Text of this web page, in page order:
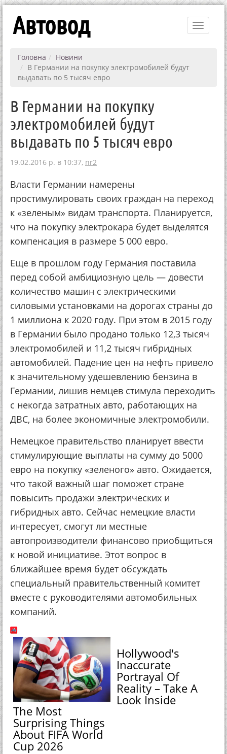
Toggle
Автовод
Головна
Новини
В Германии на покупку электромобилей будут
выдавать по 5 тысяч евро
В Германии на покупку
электромобилей будут
выдавать по 5 тысяч евро
19.02.2016 р. в 10:37, nr2
Власти Германии намерены
простимулировать своих граждан на переход
к «зеленым» видам транспорта. Планируется,
что на покупку электрокара будет выделятся
компенсация в размере 5 000 евро.
Еще в прошлом году Германия поставила
перед собой амбициозную цель — довести
количество машин с электрическими
силовыми установками на дорогах страны до
1 миллиона к 2020 году. При этом в 2015 году
в Германии было продано только 12,3 тысяч
электромобилей и 11,2 тысяч гибридных
автомобилей. Падение цен на нефть привело
к значительному удешевлению бензина в
Германии, лишив немцев стимула переходить
с некогда затратных авто, работающих на
ДВС, на более экономичные электромобили.
Немецкое правительство планирует ввести
стимулирующие выплаты на сумму до 5000
евро на покупку «зеленого» авто. Ожидается,
что такой важный шаг поможет стране
повысить продажи электрических и
гибридных авто. Сейчас немецкие власти
интересует, смогут ли местные
автопроизводители финансово приобщиться
к новой инициативе. Этот вопрос в
ближайшее время будет обсуждать
специальный правительственный комитет
вместе с руководителями автомобильных
компаний.
The Most
Surprising Things
About FIFA World
Cup 2026
Hollywood's
Inaccurate
Portrayal Of
Reality – Take A
Look Inside